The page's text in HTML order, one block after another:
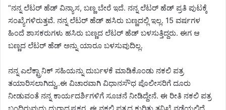
“ನನ್ನ ಲೆಟರ್ ಹೆಡ್ ವಿನ್ಯಾಸ, ಬಣ್ಣ ಬೇರೆ ಇದೆ. ನನ್ನ ಲೆಟರ್ ಹೆಡ್ ಪ್ರತಿ ಪುಟಕ್ಕೆ
ಸಂಖ್ಯೆಗಳಿರುತ್ತವೆ. ನನ್ನ ಲೆಟರ್ ಹೆಡ್ ಹಸಿರು ಬಣ್ಣದಲ್ಲಿ ಇಲ್ಲ. 15 ವರ್ಷಗಳ
ಹಿಂದೆ ಶಾಸಕರುಗಳು ಹಸಿರು ಬಣ್ಣದ ಲೆಟರ್ ಹೆಡ್ ಬಳಸುತ್ತಿದ್ದರು. ಈಗ ಆ
ಬಣ್ಣದ ಲೆಟರ್ ಹೆಡ್ ಅನ್ನು ಯಾರೂ ಬಳಸುವುದಿಲ್ಲ.
ನನ್ನ ಎಲೆಕ್ಟ್ರಾನಿಕ್ ಸಹಿಯನ್ನು ದುರ್ಬಳಕೆ ಮಾಡಿಕೊಂಡು ನಕಲಿ ಪತ್ರ
ತಯಾರಿಸಲಾಗಿದ್ದು,.ಈ ವಿಚಾರವಾಗಿ ವಿಧಾನಸೌಧ ಪೊಲೀಸರಿಗೆ ದೂರು
ನೀಡುವಂತೆ ನನ್ನ ಕಾರ್ಯದರ್ಶಿಗಳಿಗೆ ಸೂಚನೆ ನೀಡಿದ್ದೇನೆ. ಈ ರೀತಿ ನಕಲಿ ಪತ್ರ